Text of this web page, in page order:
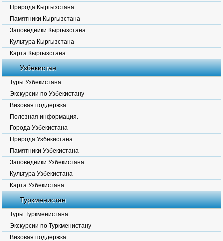
Природа Кыргызстана
Памятники Кыргызстана
Заповедники Кыргызстана
Культура Кыргызстана
Карта Кыргызстана
Узбекистан
Туры Узбекистана
Экскурсии по Узбекистану
Визовая поддержка
Полезная информация.
Города Узбекистана
Природа Узбекистана
Памятники Узбекистана
Заповедники Узбекистана
Культура Узбекистана
Карта Узбекистана
Туркменистан
Туры Туркменистана
Экскурсии по Туркменистану
Визовая поддержка